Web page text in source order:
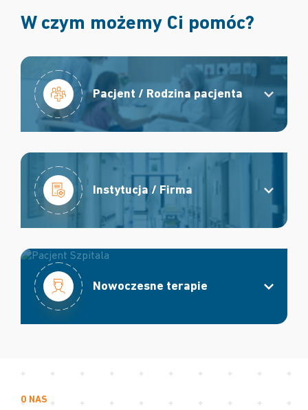
W czym możemy Ci pomóc?
Pacjent / Rodzina pacjenta
Instytucja / Firma
Nowoczesne terapie
O NAS